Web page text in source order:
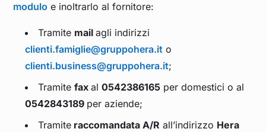
modulo e inoltrarlo al fornitore:
Tramite mailagli indirizzi
clienti.famiglie@gruppohera.it o
clienti.business@gruppohera.it;
Tramitefaxal0542386165 per domestici o al
0542843189 per aziende;
Tramite raccomandata A/R all’indirizzo Hera